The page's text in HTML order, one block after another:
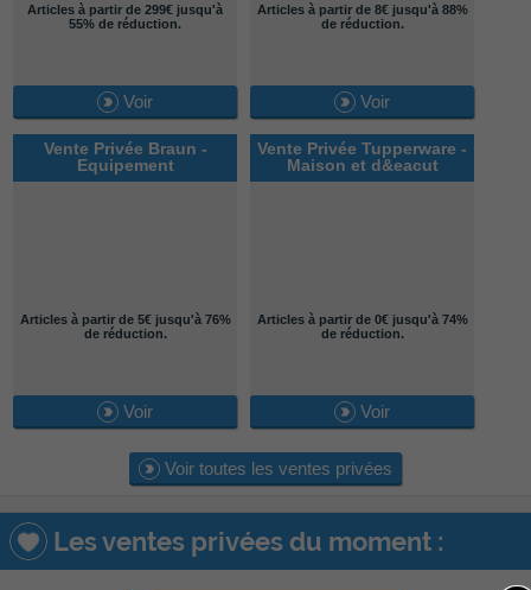
Articles à partir de 299€ jusqu'à
55% de réduction.
Voir
Articles à partir de 8€ jusqu'à 88%
de réduction.
Voir
Vente Privée Braun -
Equipement
Articles à partir de 5€ jusqu'à 76%
de réduction.
Voir
Vente Privée Tupperware -
Maison et d&eacut
Articles à partir de 0€ jusqu'à 74%
de réduction.
Voir
Voir toutes les ventes privées
Les ventes privées du moment :